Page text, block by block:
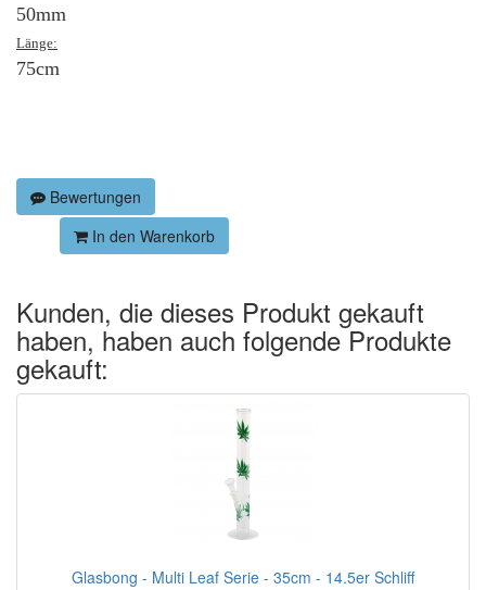
50mm
Länge:
75cm
Bewertungen
In den Warenkorb
Kunden, die dieses Produkt gekauft
haben, haben auch folgende Produkte
gekauft:
Glasbong - Multi Leaf Serie - 35cm - 14.5er Schliff